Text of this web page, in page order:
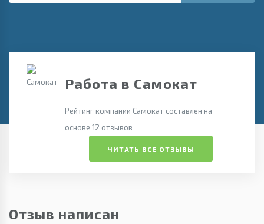
Работа в Самокат
Рейтинг компании Самокат составлен на
основе 12 отзывов
ЧИТАТЬ ВСЕ ОТЗЫВЫ
Отзыв написан